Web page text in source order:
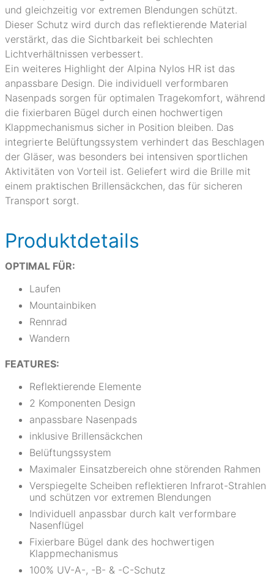
und gleichzeitig vor extremen Blendungen schützt.
Dieser Schutz wird durch das reflektierende Material
verstärkt, das die Sichtbarkeit bei schlechten
Lichtverhältnissen verbessert.
Ein weiteres Highlight der Alpina Nylos HR ist das
anpassbare Design. Die individuell verformbaren
Nasenpads sorgen für optimalen Tragekomfort, während
die fixierbaren Bügel durch einen hochwertigen
Klappmechanismus sicher in Position bleiben. Das
integrierte Belüftungssystem verhindert das Beschlagen
der Gläser, was besonders bei intensiven sportlichen
Aktivitäten von Vorteil ist. Geliefert wird die Brille mit
einem praktischen Brillensäckchen, das für sicheren
Transport sorgt.
Produktdetails
OPTIMAL FÜR:
Laufen
Mountainbiken
Rennrad
Wandern
FEATURES:
Reflektierende Elemente
2 Komponenten Design
anpassbare Nasenpads
inklusive Brillensäckchen
Belüftungssystem
Maximaler Einsatzbereich ohne störenden Rahmen
Verspiegelte Scheiben reflektieren Infrarot-Strahlen
und schützen vor extremen Blendungen
Individuell anpassbar durch kalt verformbare
Nasenflügel
Fixierbare Bügel dank des hochwertigen
Klappmechanismus
100% UV-A-, -B- & -C-Schutz